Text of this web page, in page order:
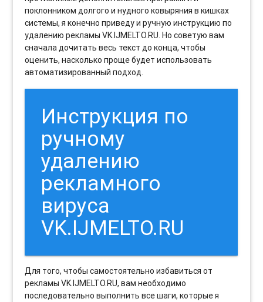
поклонником долгого и нудного ковыряния в кишках
системы, я конечно приведу и ручную инструкцию по
удалению рекламы VK.IJMELTO.RU. Но советую вам
сначала дочитать весь текст до конца, чтобы
оценить, насколько проще будет использовать
автоматизированный подход.
Инструкция по
ручному
удалению
рекламного
вируса
VK.IJMELTO.RU
Для того, чтобы самостоятельно избавиться от
рекламы VK.IJMELTO.RU, вам необходимо
последовательно выполнить все шаги, которые я